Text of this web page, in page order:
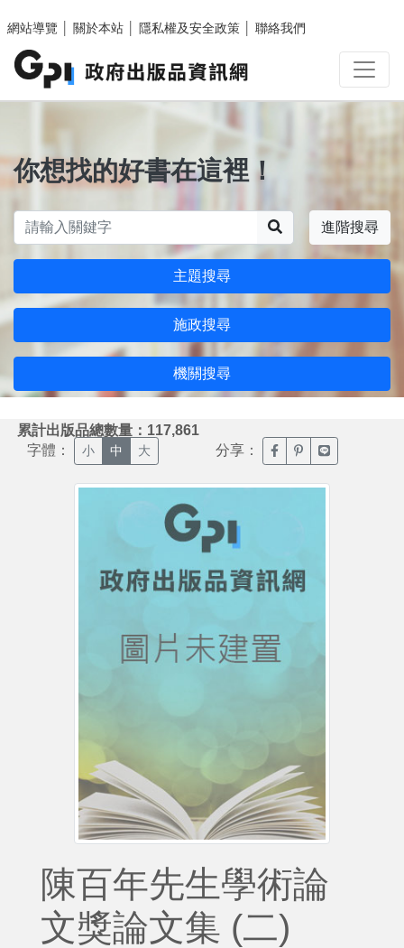
網站導覽
關於本站 隱私權及安全政策 聯絡我們
你想找的好書在這裡！
進階搜尋
主題搜尋
施政搜尋
機關搜尋
累計出版品總數量：117,861
字體： 小 中 大 分享： 臉書分享(另開新視窗)
噗浪分享(另開新
Line分享(另
陳百年先生學術論
文獎論文集 (二)